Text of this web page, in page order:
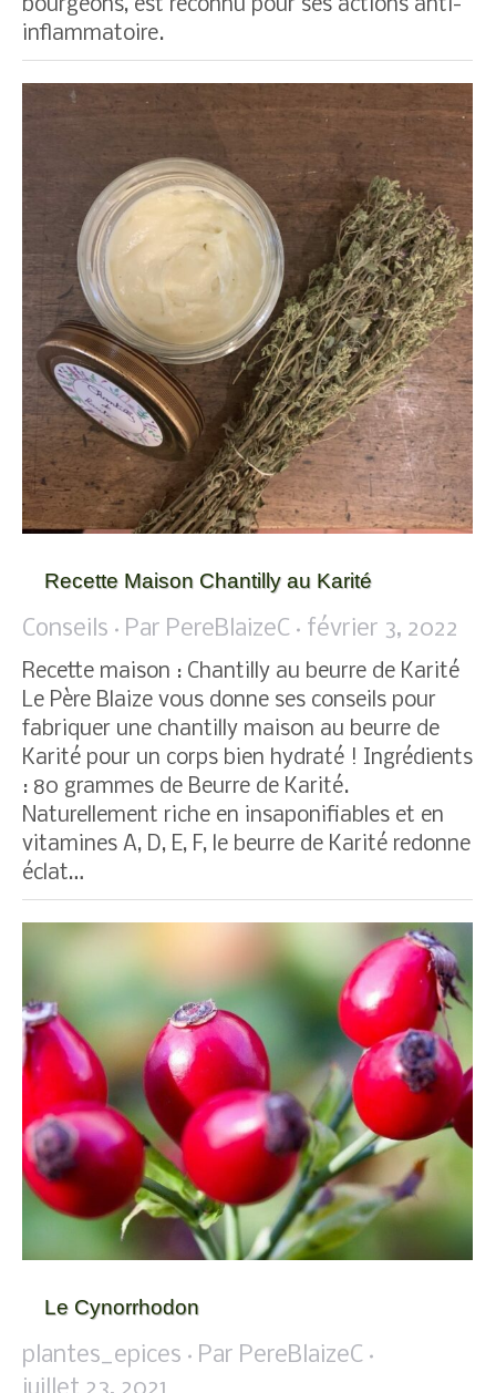
bourgeons, est reconnu pour ses actions anti-
inflammatoire.
Recette Maison Chantilly au Karité
Conseils Par PereBlaizeC février 3, 2022
Recette maison : Chantilly au beurre de Karité
Le Père Blaize vous donne ses conseils pour
fabriquer une chantilly maison au beurre de
Karité pour un corps bien hydraté ! Ingrédients
: 80 grammes de Beurre de Karité.
Naturellement riche en insaponifiables et en
vitamines A, D, E, F, le beurre de Karité redonne
éclat…
Le Cynorrhodon
plantes_epices Par PereBlaizeC